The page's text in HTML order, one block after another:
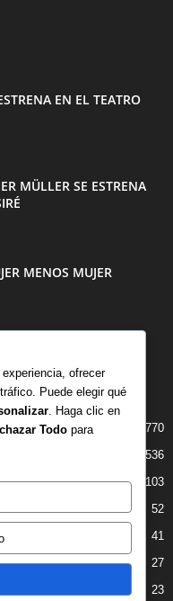
EN EL TEATRO
MÜLLER SE ESTRENA
MENOS MUJER
770
536
103
52
41
27
23
ofrecer
Puede elegir qué
. Haga clic en
Todo para